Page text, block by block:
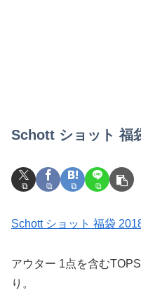
Schott ショット 福
Schott ショット 福袋
アウター 1点を含む
り。